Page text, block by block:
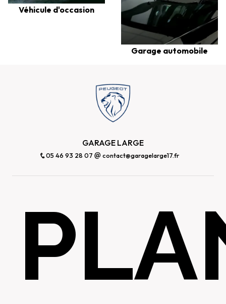
Véhicule d'occasion
Garage automobile
GARAGE LARGE
05 46 93 28 07 contact@garagelarge17.fr